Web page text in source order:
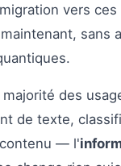
vers ces
sans
majorité des
de texte,
— l'